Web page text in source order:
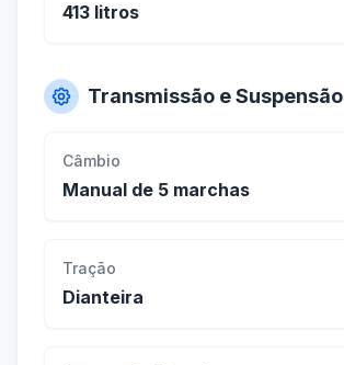
413 litros
Transmissão e Suspensão
Câmbio
Manual de 5 marchas
Tração
Dianteira